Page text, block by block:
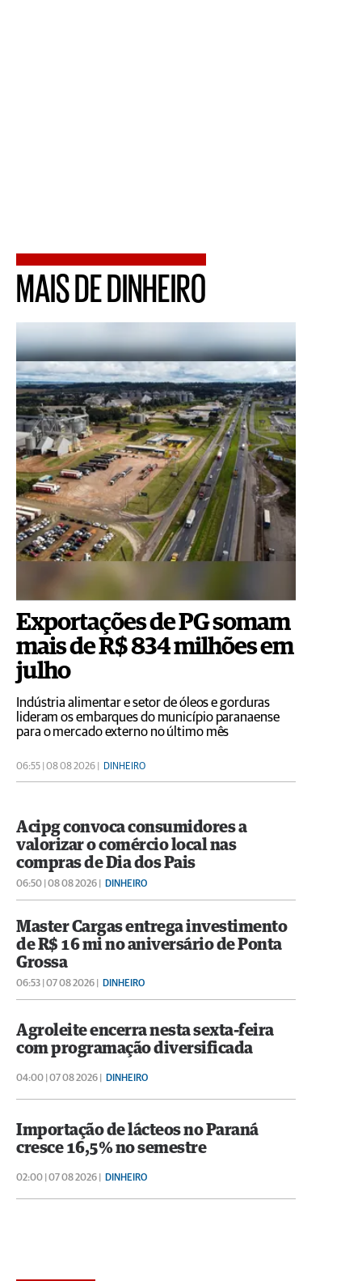
MAIS DE DINHEIRO
Exportações de PG somam
mais de R$ 834 milhões em
julho
Indústria alimentar e setor de óleos e gorduras
lideram os embarques do município paranaense
para o mercado externo no último mês
06:55 | 08 08 2026 | DINHEIRO
Acipg convoca consumidores a
valorizar o comércio local nas
compras de Dia dos Pais
06:50 | 08 08 2026 | DINHEIRO
Master Cargas entrega investimento
de R$ 16 mi no aniversário de Ponta
Grossa
06:53 | 07 08 2026 | DINHEIRO
Agroleite encerra nesta sexta-feira
com programação diversificada
04:00 | 07 08 2026 | DINHEIRO
Importação de lácteos no Paraná
cresce 16,5% no semestre
02:00 | 07 08 2026 | DINHEIRO